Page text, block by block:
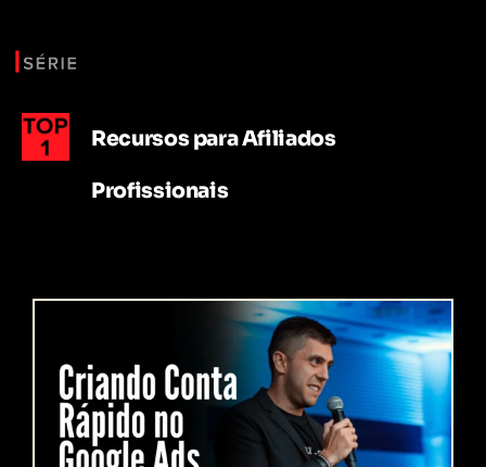
Recursos para Afiliados
Profissionais